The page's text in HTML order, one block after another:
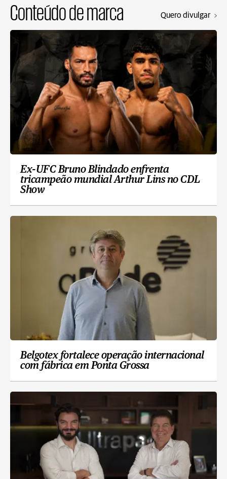
Conteúdo de marca Quero divulgar
Ex-UFC Bruno Blindado enfrenta
tricampeão mundial Arthur Lins no CDL
Show
Belgotex fortalece operação internacional
com fábrica em Ponta Grossa